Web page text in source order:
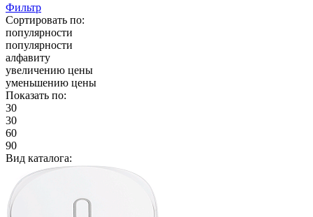
Фильтр
Сортировать по:
популярности
популярности
алфавиту
увеличению цены
уменьшению цены
Показать по:
30
30
60
90
Вид каталога: